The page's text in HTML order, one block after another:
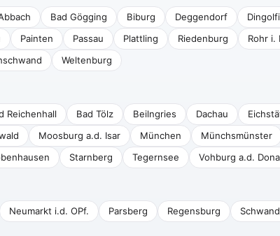
Bad Gögging Biburg Deggendorf
Painten Passau Plattling Riedenburg Rohr i.
Weltenburg
Reichenhall Bad Tölz Beilngries Dachau
Moosburg a.d. Isar München Münchsmünster
Starnberg Tegernsee Vohburg a.d.
Neumarkt i.d. OPf. Parsberg Regensburg